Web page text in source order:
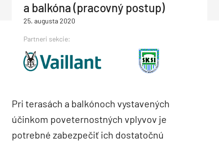
a balkóna (pracovný postup)
25. augusta 2020
Partneri sekcie:
Pri terasách a balkónoch vystavených
účinkom poveternostných vplyvov je
potrebné zabezpečiť ich dostatočnú